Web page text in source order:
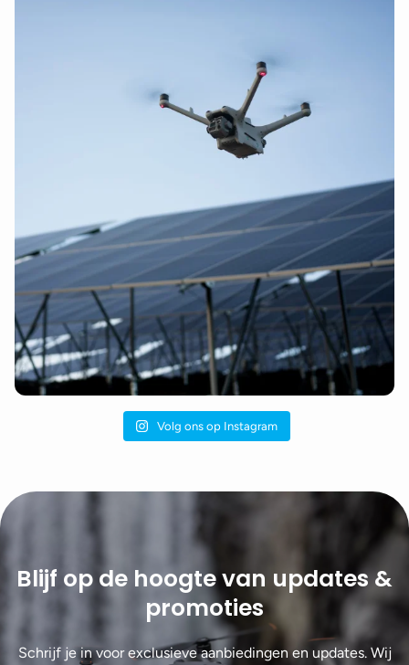
Volg ons op Instagram
Blijf op de hoogte van updates &
promoties
Schrijf je in voor exclusieve aanbiedingen en updates. Wij